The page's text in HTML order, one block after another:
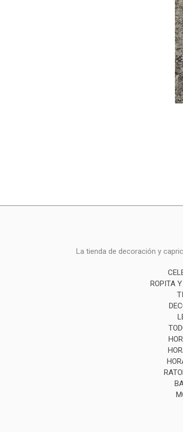
La tienda de decoración y
ROPITA